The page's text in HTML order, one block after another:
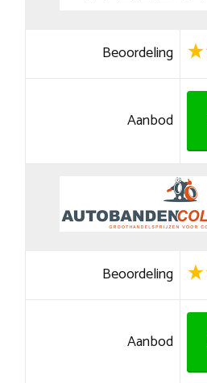
Beoordeling
Aanbod
Beoordeling
Aanbod